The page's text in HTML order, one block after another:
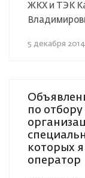
ЖКХ и ТЭК
5 декабря 2014
по
которых
оператор